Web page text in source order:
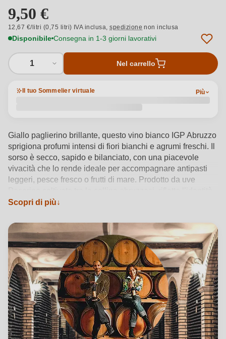
9,50 €
12,67 €/litri (0,75 litri) IVA inclusa,spedizione non inclusa
Disponibile Consegna in 1-3 giorni lavorativi
1 Nel carrello
Il tuo Sommelier virtuale Più
Giallo paglierino brillante, questo vino bianco IGP Abruzzo
sprigiona profumi intensi di fiori bianchi e agrumi freschi. Il
sorso è secco, sapido e bilanciato, con una piacevole
vivacità che lo rende ideale per accompagnare antipasti
leggeri, pesce fresco o frutti di mare. Prodotto da uve
del territorio sostenuto dalla cantina Nestore Bosco. Da
innovazione, firmando vini biologici dal carattere autentico.
Servito a 8-10°C, esprime tutta la sua armonia in ogni
occasione convivial.Vedi dettagli del prodotto →
Scopri di più